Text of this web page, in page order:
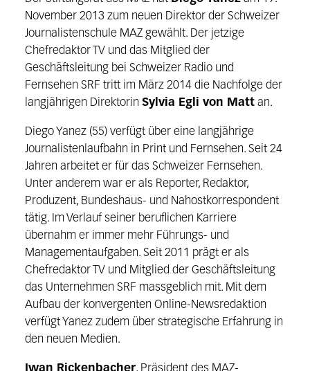
November 2013 zum neuen Direktor der Schweizer
Journalistenschule MAZ gewählt. Der jetzige
Chefredaktor TV und das Mitglied der
Geschäftsleitung bei Schweizer Radio und
Fernsehen SRF tritt im März 2014 die Nachfolge der
langjährigen Direktorin Sylvia Egli von Mattan.
Diego Yanez (55) verfügt über eine langjährige
Journalistenlaufbahn in Print und Fernsehen. Seit 24
Jahren arbeitet er für das Schweizer Fernsehen.
Unter anderem war er als Reporter, Redaktor,
Produzent, Bundeshaus- und Nahostkorrespondent
tätig. Im Verlauf seiner beruflichen Karriere
übernahm er immer mehr Führungs- und
Managementaufgaben. Seit 2011 prägt er als
Chefredaktor TV und Mitglied der Geschäftsleitung
das Unternehmen SRF massgeblich mit. Mit dem
Aufbau der konvergenten Online-Newsredaktion
verfügt Yanez zudem über strategische Erfahrung in
den neuen Medien.
Iwan Rickenbacher, Präsident des MAZ-